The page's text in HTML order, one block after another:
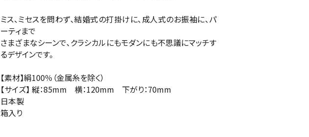
ミス、ミセスを問わず、結婚式の打掛けに、成人式のお振袖に、パ
ーティまで
さまざまなシーンで、クラシカルにもモダンにも不思議にマッチす
るデザインです。
【素材】絹100％（金属糸を除く）
【サイズ】 縦：85mm 横：120mm 下がり：70mm
日本製
箱入り